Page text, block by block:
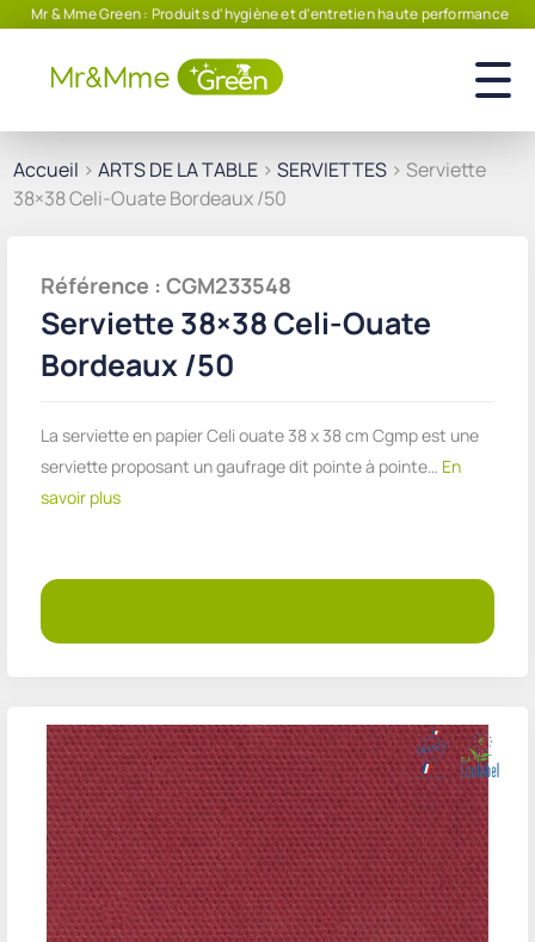
Mr & Mme Green : Produits d'hygiène et d'entretien haute performance
Accueil > ARTS DE LA TABLE > SERVIETTES > Serviette
38×38 Celi-Ouate Bordeaux /50
Référence : CGM233548
Serviette 38×38 Celi-Ouate
Bordeaux /50
La serviette en papier Celi ouate 38 x 38 cm Cgmp est une
serviette proposant un gaufrage dit pointe à pointe… En
savoir plus